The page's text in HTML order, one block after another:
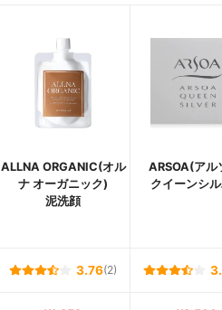
ALLNA ORGANIC(オル
ナ オーガニック)
泥洗顔
ARSOA(アル
クイーンシ
3.76(2)